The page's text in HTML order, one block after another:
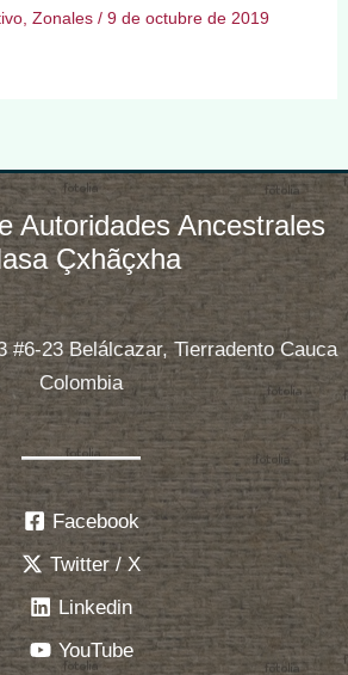
, Zonales/ 9 de octubre de 2019
Autoridades Ancestrales
Çxhãçxha
#6-23 Belálcazar, Tierradento Cauca
Colombia
Facebook
Twitter / X
Linkedin
YouTube